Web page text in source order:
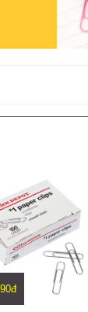
Aenean
penatibus et
nascetur
felis, ultricies
quis,